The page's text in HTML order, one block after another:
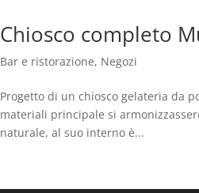
Chiosco completo
Bar e ristorazione, Negozi
Progetto di un chiosco gelateria da
materiali principale si
naturale, al suo interno è...